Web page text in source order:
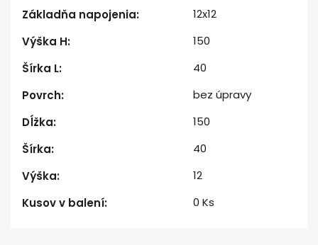
Základňa napojenia:
12x12
Výška H:
150
Šírka L:
40
Povrch:
bez úpravy
Dĺžka:
150
Šírka:
40
Výška:
12
Kusov v balení: 0 Ks